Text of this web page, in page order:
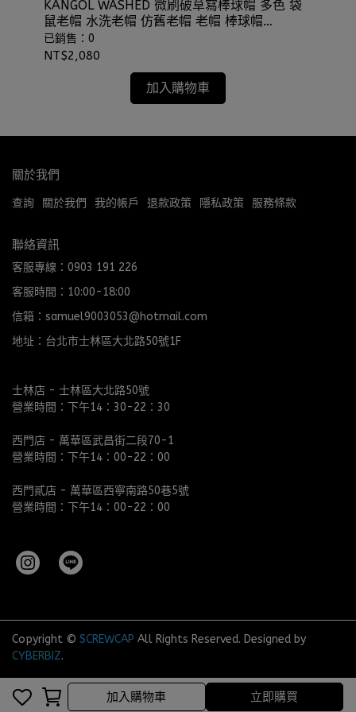
完成
加入購物車 立即購買
KANGOL WASHED 微刷破草寫棒球帽 多色 袋
鼠老帽 水洗老帽 仿舊老帽 老帽 棒球帽
⫷ScrewCap⫸
已銷售：0
NT$2,080
加入購物車
關於我們
查詢 關於我們 我的帳戶 退款政策 隱私政策 服務條款
聯絡資訊
客服專線：0903 191 226
客服時間：10:00-18:00
信箱：samuel9003053@hotmail.com
地址：台北市士林區大北路50號1F
士林店 - 士林區大北路50號
營業時間：下午14：30-22：30
西門店 - 萬華區武昌街二段70-1
營業時間：下午14：00-22：00
西門貳店 - 萬華區西寧南路50巷5號
營業時間：下午14：00-22：00
Copyright © SCREWCAP All Rights Reserved. Designed by
CYBERBIZ.